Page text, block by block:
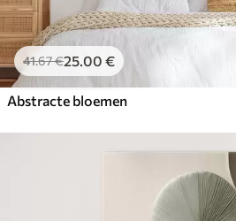
41.67€25.00 €
Abstracte bloemen